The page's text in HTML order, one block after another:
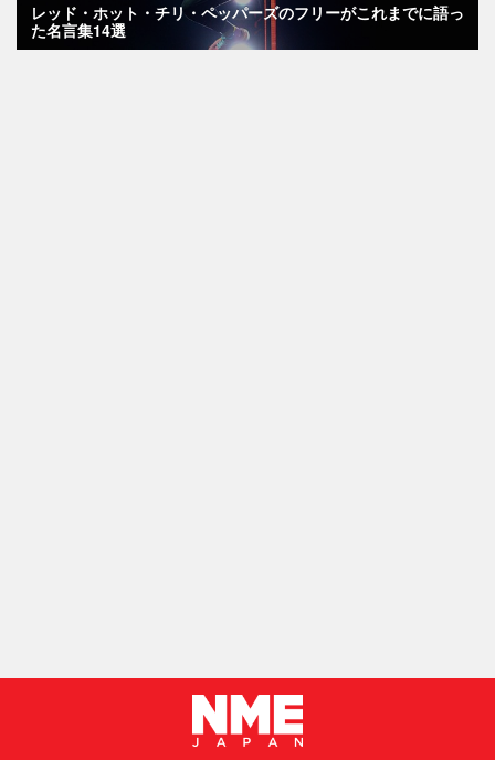
レッド・ホット・チリ・ペッパーズのフリーがこれまでに語っ
た名言集14選